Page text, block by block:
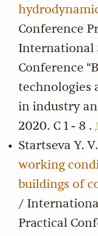
Conference
International
Conference
technologies
in industry
2020. С 1 - 8 .
Startseva Y.
working
buildings of
/
Practical